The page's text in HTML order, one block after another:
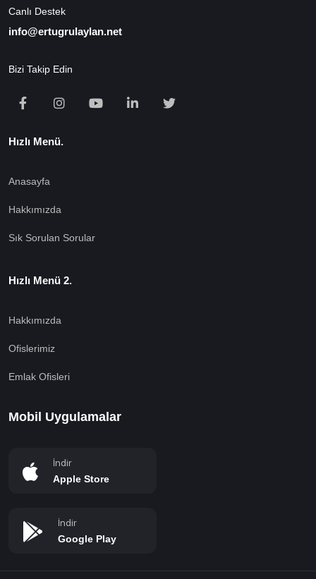
Canlı Destek
info@ertugrulaylan.net
Bizi Takip Edin
Hızlı Menü.
Anasayfa
Hakkımızda
Sık Sorulan Sorular
Hızlı Menü 2.
Hakkımızda
Ofislerimiz
Emlak Ofisleri
Mobil Uygulamalar
İndir
Apple Store
İndir
Google Play